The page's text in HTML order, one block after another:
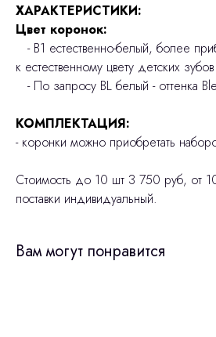
ХАРАКТЕРИСТИКИ:
Цвет коронок:
- В1 естественно-белый, более
к естественному цвету детских зубов
- По запросу BL белый - оттенка
КОМПЛЕКТАЦИЯ:
- коронки можно приобретать
Стоимость до 10 шт 3 750 руб, от
поставки индивидуальный.
Вам могут понравится